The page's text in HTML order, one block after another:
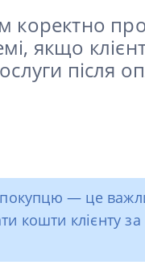
коректно
якщо
після
покупцю — це
кошти клієнту